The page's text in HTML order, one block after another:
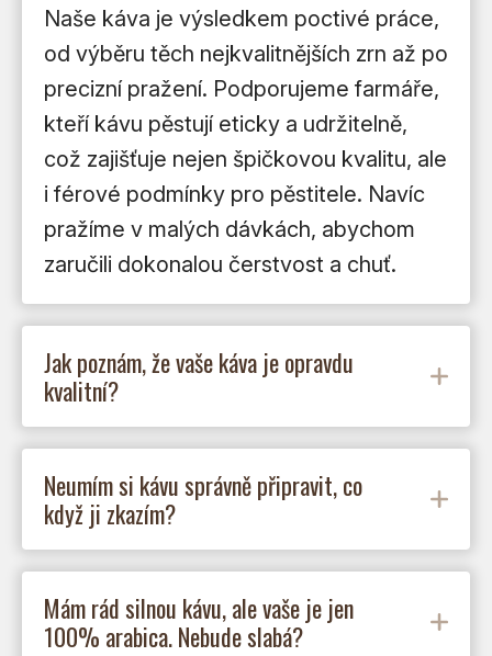
Naše káva je výsledkem poctivé práce,
od výběru těch nejkvalitnějších zrn až po
precizní pražení. Podporujeme farmáře,
kteří kávu pěstují eticky a udržitelně,
což zajišťuje nejen špičkovou kvalitu, ale
i férové podmínky pro pěstitele. Navíc
pražíme v malých dávkách, abychom
zaručili dokonalou čerstvost a chuť.
Jak poznám, že vaše káva je opravdu
kvalitní?
Neumím si kávu správně připravit, co
když ji zkazím?
Mám rád silnou kávu, ale vaše je jen
100% arabica. Nebude slabá?